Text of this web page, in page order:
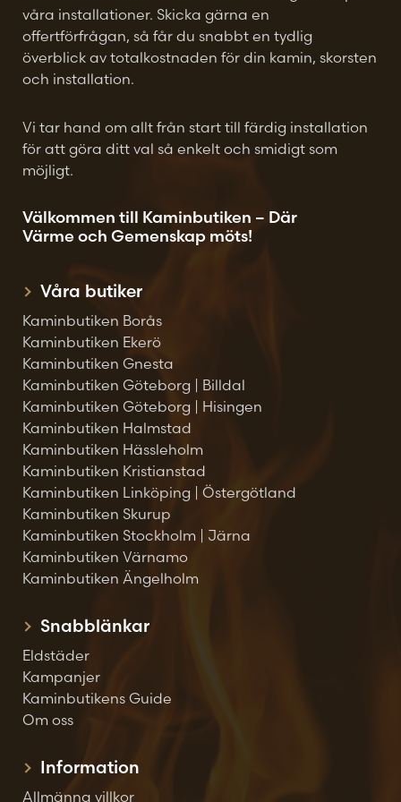
våra installationer. Skicka gärna en
offertförfrågan, så får du snabbt en tydlig
överblick av totalkostnaden för din kamin, skorsten
och installation.
Vi tar hand om allt från start till färdig installation
för att göra ditt val så enkelt och smidigt som
möjligt.
Välkommen till Kaminbutiken – Där
Värme och Gemenskap möts!
Våra butiker
Kaminbutiken Borås
Kaminbutiken Ekerö
Kaminbutiken Gnesta
Kaminbutiken Göteborg | Billdal
Kaminbutiken Göteborg | Hisingen
Kaminbutiken Halmstad
Kaminbutiken Hässleholm
Kaminbutiken Kristianstad
Kaminbutiken Linköping | Östergötland
Kaminbutiken Skurup
Kaminbutiken Stockholm | Järna
Kaminbutiken Värnamo
Kaminbutiken Ängelholm
Snabblänkar
Eldstäder
Kampanjer
Kaminbutikens Guide
Om oss
Information
Allmänna villkor